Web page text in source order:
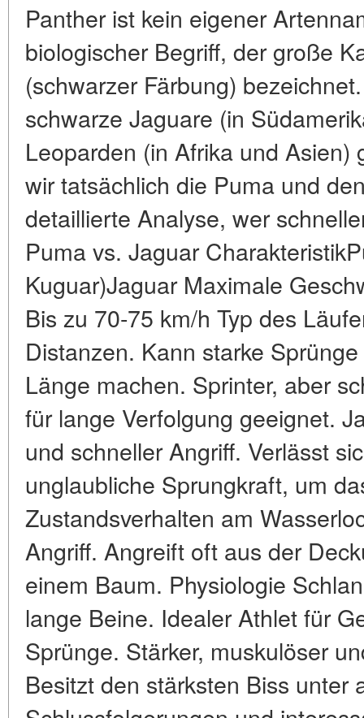
Panther ist kein eigener
biologischer Begriff, der große
(schwarzer Färbung)
schwarze Jaguare (in
Leoparden (in Afrika und
wir tatsächlich die Puma und
detaillierte Analyse, wer
Puma vs. Jaguar
Kuguar)Jaguar Maximale
Bis zu 70-75 km/h Typ des
Distanzen. Kann starke
Länge machen. Sprinter, aber
für lange Verfolgung geeignet.
und schneller Angriff. Verlässt
unglaubliche Sprungkraft, um
Zustandsverhalten am
Angriff. Angreift oft aus der
einem Baum. Physiologie
lange Beine. Idealer Athlet für
Sprünge. Stärker, muskulöser
Besitzt den stärksten Biss unter